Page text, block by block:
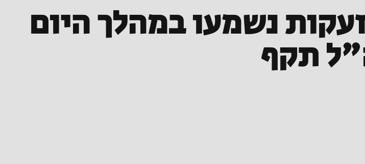
אזעקות נשמעו במהלך היום
תקף